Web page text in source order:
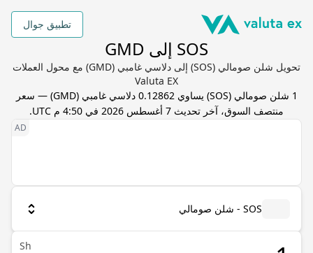
تطبيق جوال
SOS إلى GMD
تحويل شلن صومالي (SOS) إلى دلاسي غامبي (GMD) مع محول العملات
Valuta EX
1 شلن صومالي (
SOS) يساوي0.12862 دلاسي غامبي (
GMD) — سعر
منتصف السوق، آخر تحديث 7 أغسطس 2026 في 4:50 م UTC .
SOS - شلن صومالي
Sh